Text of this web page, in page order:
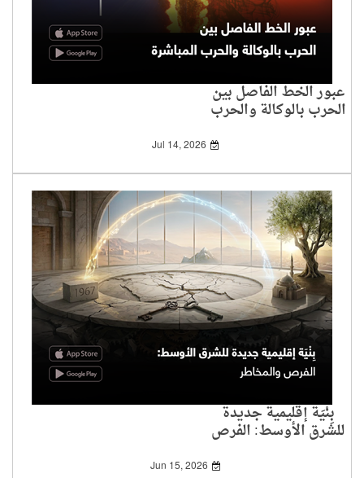
عبور الخط الفاصل بين
الحرب بالوكالة والحرب
Jul 14, 2026
بِنْيَة إقليمية جديدة
للشرق الأوسط: الفرص
Jun 15, 2026